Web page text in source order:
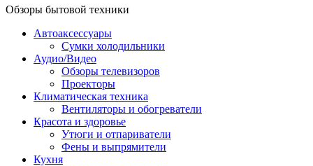
Обзоры бытовой техники
Автоаксессуары
Сумки холодильники
Аудио/Видео
Обзоры телевизоров
Проекторы
Климатическая техника
Вентиляторы и обогреватели
Красота и здоровье
Утюги и отпариватели
Фены и выпрямители
Кухня